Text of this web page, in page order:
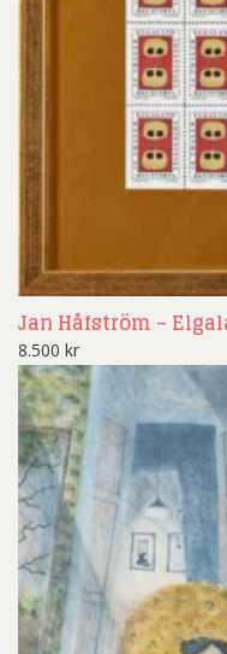
Jan Håfström –
8.500 kr